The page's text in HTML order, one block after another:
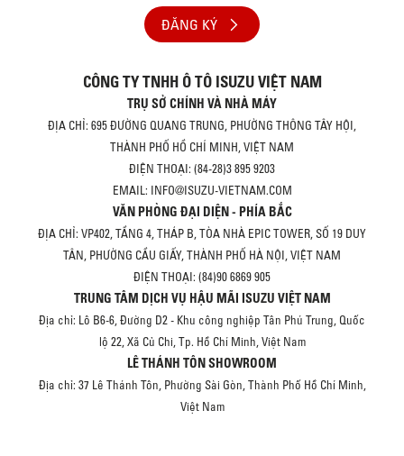
ĐĂNG KÝ
CÔNG TY TNHH Ô TÔ ISUZU VIỆT NAM
TRỤ SỞ CHÍNH VÀ NHÀ MÁY
ĐỊA CHỈ: 695 ĐƯỜNG QUANG TRUNG, PHƯỜNG THÔNG TÂY HỘI,
THÀNH PHỐ HỒ CHÍ MINH, VIỆT NAM
ĐIỆN THOẠI: (84-28)3 895 9203
EMAIL: INFO@ISUZU-VIETNAM.COM
VĂN PHÒNG ĐẠI DIỆN - PHÍA BẮC
ĐỊA CHỈ: VP402, TẦNG 4, THÁP B, TÒA NHÀ EPIC TOWER, SỐ 19 DUY
TÂN, PHƯỜNG CẦU GIẤY, THÀNH PHỐ HÀ NỘI, VIỆT NAM
ĐIỆN THOẠI: (84)90 6869 905
TRUNG TÂM DỊCH VỤ HẬU MÃI ISUZU VIỆT NAM
Địa chỉ: Lô B6-6, Đường D2 - Khu công nghiệp Tân Phú Trung, Quốc
lộ 22, Xã Củ Chi, Tp. Hồ Chí Minh, Việt Nam
LÊ THÁNH TÔN SHOWROOM
Địa chỉ: 37 Lê Thánh Tôn, Phường Sài Gòn, Thành Phố Hồ Chí Minh,
Việt Nam